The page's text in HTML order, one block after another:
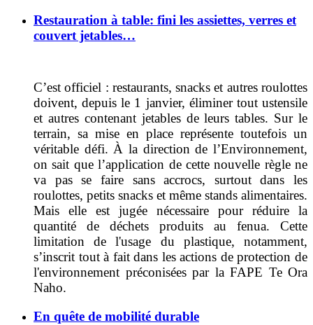
Restauration à table: fini les assiettes, verres et
couvert jetables…
C’est officiel : restaurants, snacks et autres roulottes
doivent, depuis le 1 janvier, éliminer tout ustensile
et autres contenant jetables de leurs tables. Sur le
terrain, sa mise en place représente toutefois un
véritable défi. À la direction de l’Environnement,
on sait que l’application de cette nouvelle règle ne
va pas se faire sans accrocs, surtout dans les
roulottes, petits snacks et même stands alimentaires.
Mais elle est jugée nécessaire pour réduire la
quantité de déchets produits au fenua. Cette
limitation de l'usage du plastique, notamment,
s’inscrit tout à fait dans les actions de protection de
l'environnement préconisées par la FAPE Te Ora
Naho.
En quête de mobilité durable